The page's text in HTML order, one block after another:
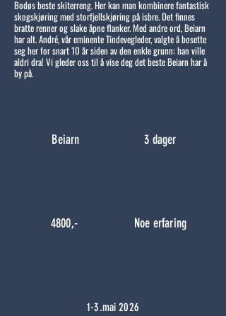
Bodøs beste skiterreng. Her kan man kombinere fantastisk
skogskjøring med storfjellskjøring på isbre. Det finnes
bratte renner og slake åpne flanker. Med andre ord, Beiarn
har alt. André, vår eminente Tindevegleder, valgte å bosette
seg her for snart 10 år siden av den enkle grunn: han ville
aldri dra! Vi gleder oss til å vise deg det beste Beiarn har å
by på.
Beiarn 3 dager
4800,- Noe erfaring
1-3.mai 2026